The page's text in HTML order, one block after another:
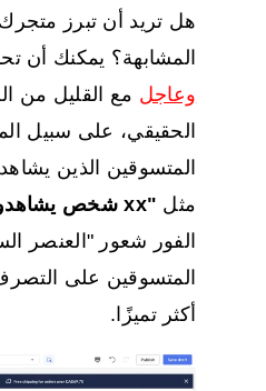
هل تريد أن تبرز
المشابهة؟ يمكنك أن
وعاجل مع القليل من
الحقيقي، على سبيل
المتسوقين الذين
مثل "xx شخص يشاهدون هذا الآن"
الفور شعور "العنصر
المتسوقين على
أكثر تميزًا.